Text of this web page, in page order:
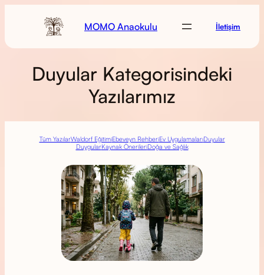
MOMO Anaokulu İletişim
Duyular Kategorisindeki
Yazılarımız
Tüm YazılarWaldorf EğitimiEbeveyn RehberiEv UygulamalarıDuyular
DuygularKaynak ÖnerileriDoğa ve Sağlık